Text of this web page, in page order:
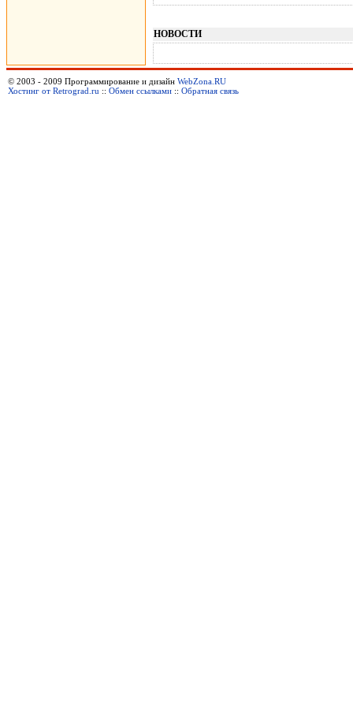
НОВОСТИ
© 2003 - 2009 Программирование и дизайн WebZona.RU
Хостинг от Retrograd.ru :: Обмен ссылками :: Обратная связь